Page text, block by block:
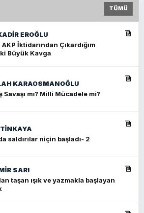
TÜMÜ
EROĞLU
AKP İktidarından Çıkardığım
Büyük Kavga
KARAOSMANOĞLU
mı? Milli Mücadele mi?
saldırılar niçin başladı- 2
SARI
taşan ışık ve yazmakla başlayan